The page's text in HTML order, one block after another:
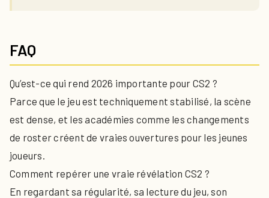
FAQ
Qu’est-ce qui rend 2026 importante pour CS2 ?
Parce que le jeu est techniquement stabilisé, la scène
est dense, et les académies comme les changements
de roster créent de vraies ouvertures pour les jeunes
joueurs.
Comment repérer une vraie révélation CS2 ?
En regardant sa régularité, sa lecture du jeu, son